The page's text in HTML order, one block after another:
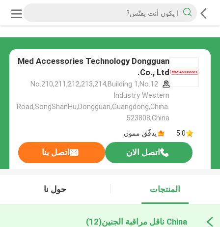
Med Accessories Technology Dongguan
Co., Ltd.
No.210,211,212,213,214,Building 1,No.12
Industry Western
Road,SongShanHu,Dongguan,Guangdong,China.
523808,China
5.0
يدقّق ممون
اتصل الان اتصل بنا
المنتجات حول نا
China ناقل مراقبة الجنين (12)